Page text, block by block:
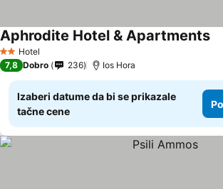
2 Zvezdice
Hotel
Aphrodite Hotel & Apartments
7,8 Dobro 236 Ios Hora
Izaberi datume da bi se prikazale
tačne cene